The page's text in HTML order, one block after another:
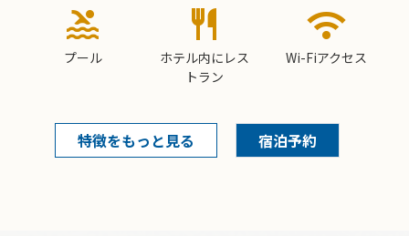
pool
プール
restaurant
ホテル内にレス
トラン
wifi
Wi-Fiアクセス
特徴をもっと見る 宿泊予約